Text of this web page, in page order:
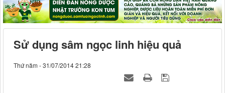
Sử dụng sâm ngọc linh hiệu quả
Thứ năm - 31/07/2014 21:28